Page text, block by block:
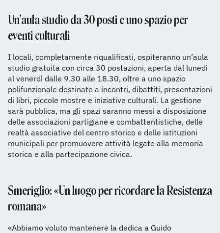
Un’aula studio da 30 posti e uno spazio per
eventi culturali
I locali, completamente riqualificati, ospiteranno un’aula
studio gratuita con circa 30 postazioni, aperta dal lunedì
al venerdì dalle 9.30 alle 18.30, oltre a uno spazio
polifunzionale destinato a incontri, dibattiti, presentazioni
di libri, piccole mostre e iniziative culturali. La gestione
sarà pubblica, ma gli spazi saranno messi a disposizione
delle associazioni partigiane e combattentistiche, delle
realtà associative del centro storico e delle istituzioni
municipali per promuovere attività legate alla memoria
storica e alla partecipazione civica.
Smeriglio: «Un luogo per ricordare la Resistenza
romana»
«Abbiamo voluto mantenere la dedica a Guido